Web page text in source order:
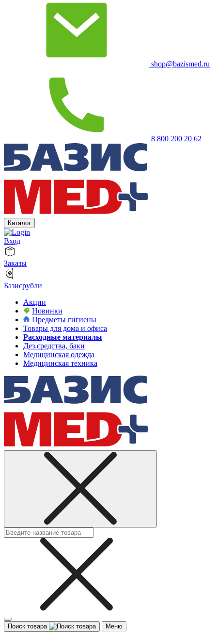
shop@bazismed.ru
8 800 200 20 62
Каталог
Вход
Заказы
Базисрубли
Акции
Новинки
Предметы гигиены
Товары для дома и офиса
Расходные материалы
Дез.средства, баки
Медицинская одежда
Медицинская техника
Поиск товара Меню